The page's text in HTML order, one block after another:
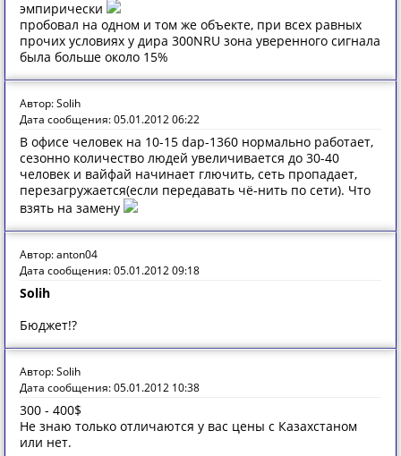
эмпирически
пробовал на одном и том же объекте, при всех равных
прочих условиях у дира 300NRU зона уверенного сигнала
была больше около 15%
Автор: Solih
Дата сообщения: 05.01.2012 06:22
В офисе человек на 10-15 dap-1360 нормально работает,
сезонно количество людей увеличивается до 30-40
человек и вайфай начинает глючить, сеть пропадает,
перезагружается(если передавать чё-нить по сети). Что
взять на замену
Автор: anton04
Дата сообщения: 05.01.2012 09:18
Solih
Бюджет!?
Автор: Solih
Дата сообщения: 05.01.2012 10:38
300 - 400$
Не знаю только отличаются у вас цены с Казахстаном
или нет.